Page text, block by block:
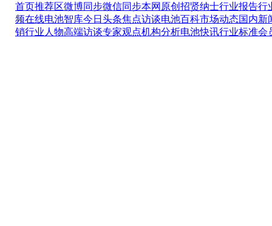
首页推荐区微博同步微信同步本网原创 招贤纳士行业报告行
频在线电池智库今日头条焦点访谈电池百科市场动态国内新
销行业人物高端访谈专家观点机构分析电池快讯行业标准会